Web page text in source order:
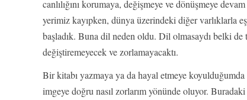
canlılığını korumaya, değişmeye ve dönüşmeye
yerimiz kayıpken, dünya üzerindeki diğer varlıklarla
başladık. Buna dil neden oldu. Dil olmasaydı belki
değiştiremeyecek ve zorlamayacaktı.
Bir kitabı yazmaya ya da hayal etmeye koyulduğumda
imgeye doğru nasıl zorlarım yönünde oluyor.